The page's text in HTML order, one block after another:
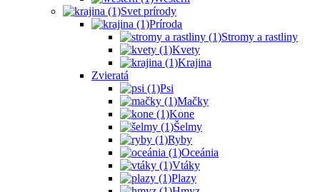
Svet prírody
Príroda
Stromy a rastliny
Kvety
Krajina
Zvieratá
Psi
Mačky
Kone
Šelmy
Ryby
Oceánia
Vtáky
Plazy